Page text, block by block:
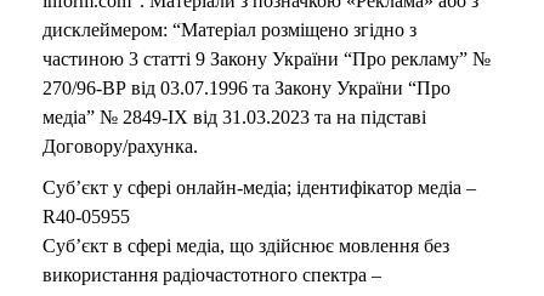
дисклеймером: “Матеріал розміщено згідно з
частиною 3 статті 9 Закону України “Про рекламу” №
270/96-ВР від 03.07.1996 та Закону України “Про
медіа” № 2849-IX від 31.03.2023 та на підставі
Договору/рахунка.
Суб’єкт у сфері онлайн-медіа; ідентифікатор медіа –
R40-05955
Суб’єкт в сфері медіа, що здійснює мовлення без
використання радіочастотного спектра –